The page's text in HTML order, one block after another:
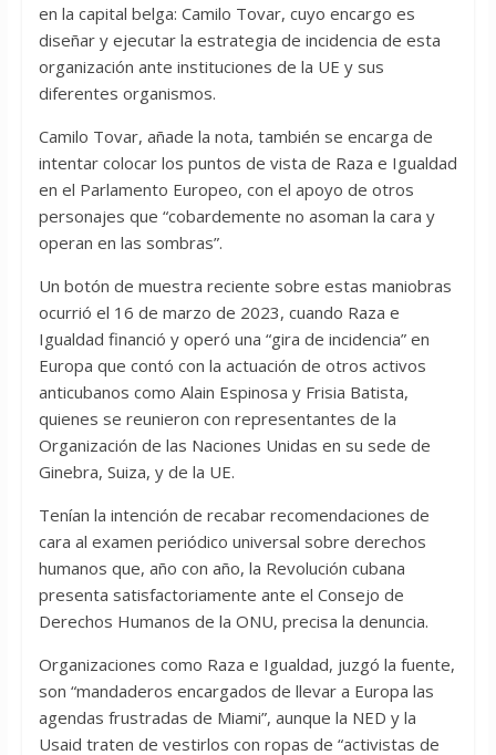
en la capital belga: Camilo Tovar, cuyo encargo es
diseñar y ejecutar la estrategia de incidencia de esta
organización ante instituciones de la UE y sus
diferentes organismos.
Camilo Tovar, añade la nota, también se encarga de
intentar colocar los puntos de vista de Raza e Igualdad
en el Parlamento Europeo, con el apoyo de otros
personajes que “cobardemente no asoman la cara y
operan en las sombras”.
Un botón de muestra reciente sobre estas maniobras
ocurrió el 16 de marzo de 2023, cuando Raza e
Igualdad financió y operó una “gira de incidencia” en
Europa que contó con la actuación de otros activos
anticubanos como Alain Espinosa y Frisia Batista,
quienes se reunieron con representantes de la
Organización de las Naciones Unidas en su sede de
Ginebra, Suiza, y de la UE.
Tenían la intención de recabar recomendaciones de
cara al examen periódico universal sobre derechos
humanos que, año con año, la Revolución cubana
presenta satisfactoriamente ante el Consejo de
Derechos Humanos de la ONU, precisa la denuncia.
Organizaciones como Raza e Igualdad, juzgó la fuente,
son “mandaderos encargados de llevar a Europa las
agendas frustradas de Miami”, aunque la NED y la
Usaid traten de vestirlos con ropas de “activistas de